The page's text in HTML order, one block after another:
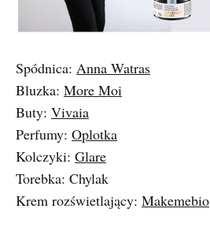
Spódnica: Anna Watras
Bluzka: More Moi
Buty: Vivaia
Perfumy: Oplotka
Kolczyki: Glare
Torebka: Chylak
Krem rozświetlający: Makemebio